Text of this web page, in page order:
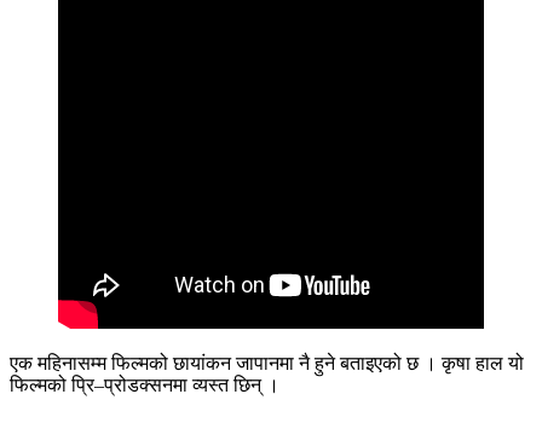
एक महिनासम्म फिल्मको छायांकन जापानमा नै हुने बताइएको छ । कृषा हाल यो
फिल्मको प्रि–प्रोडक्सनमा व्यस्त छिन् ।